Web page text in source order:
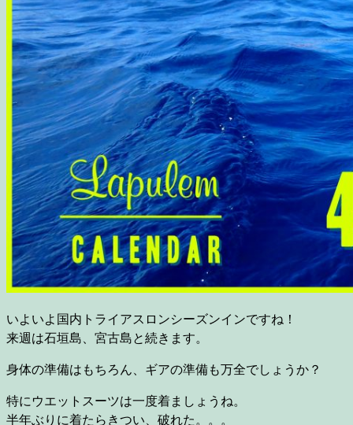
いよいよ国内トライアスロンシーズンインですね！
来週は石垣島、宮古島と続きます。
身体の準備はもちろん、ギアの準備も万全でしょうか？
特にウエットスーツは一度着ましょうね。
半年ぶりに着たらきつい、破れた。。。